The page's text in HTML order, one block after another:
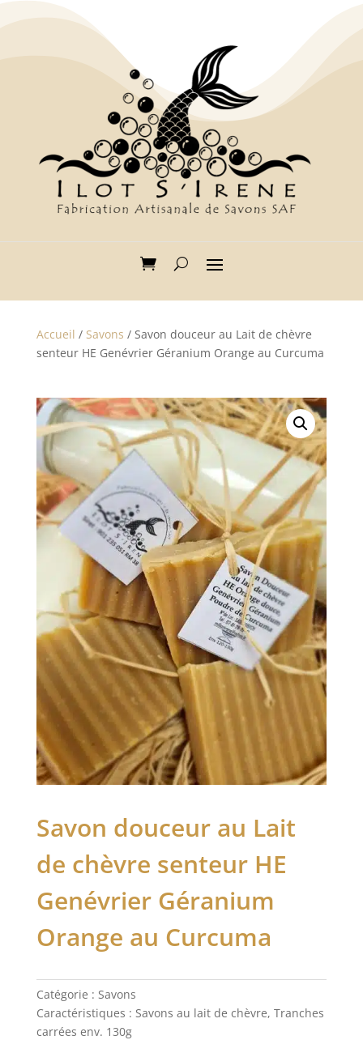
Accueil / Savons / Savon douceur au Lait de chèvre
senteur HE Genévrier Géranium Orange au Curcuma
Savon douceur au Lait
de chèvre senteur HE
Genévrier Géranium
Orange au Curcuma
Catégorie : Savons
Caractéristiques : Savons au lait de chèvre, Tranches
carrées env. 130g